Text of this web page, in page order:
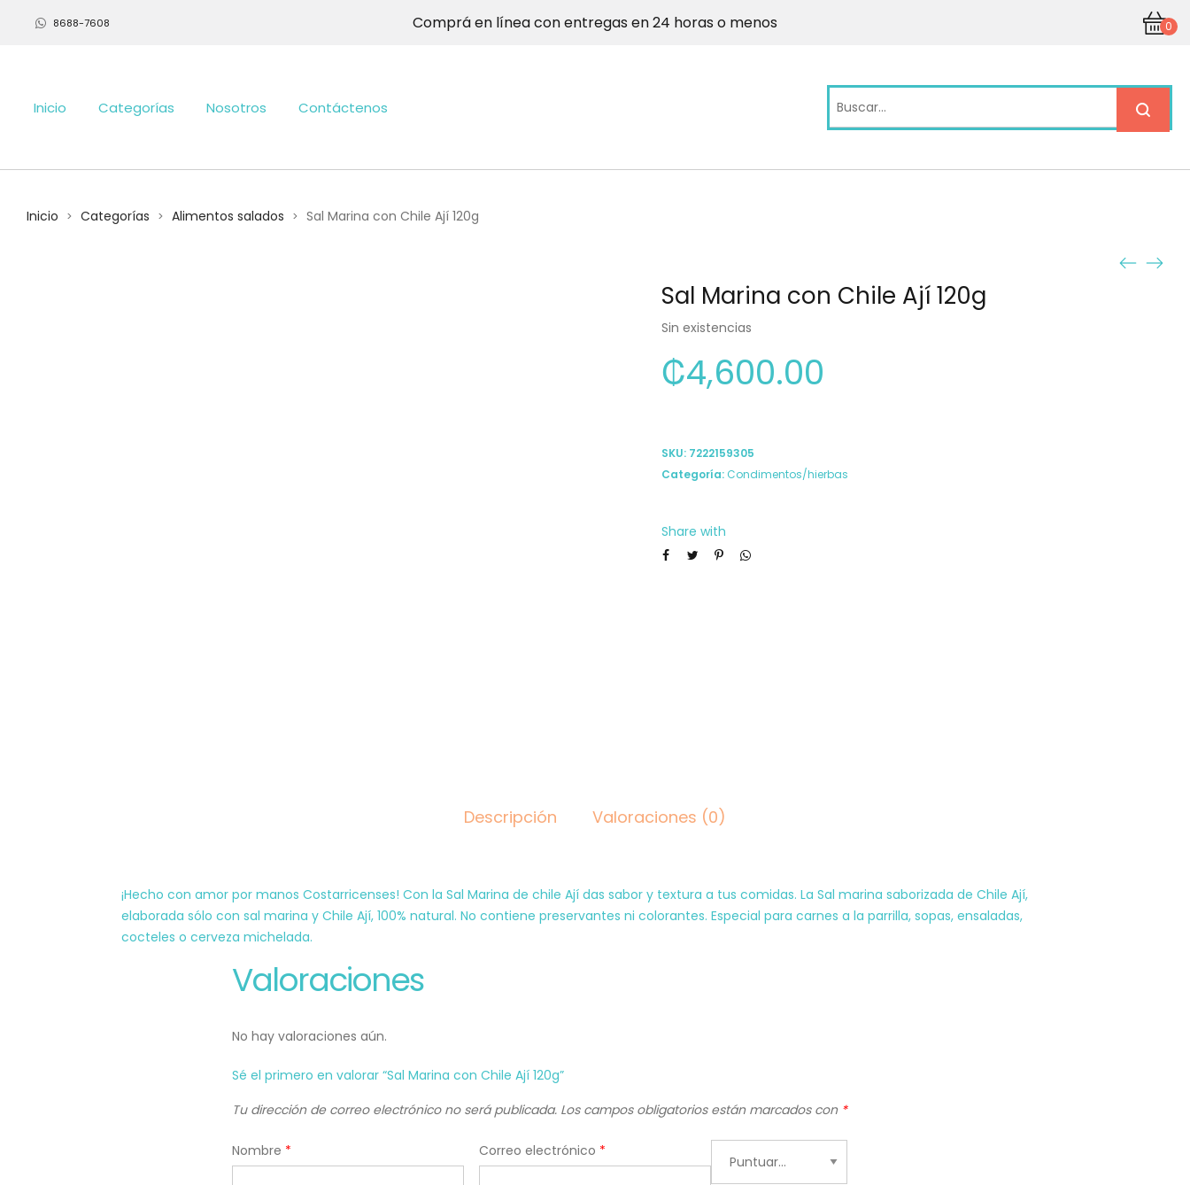
8688-7608 Comprá en línea con entregas en 24 horas o menos 0
Inicio Categorías Nosotros Contáctenos
Inicio > Categorías > Alimentos salados > Sal Marina con Chile Ají 120g
Sal Marina con Chile Ají 120g
Sin existencias
₡4,600.00
SKU: 7222159305
Categoría: Condimentos/hierbas
Share with
Descripción Valoraciones (0)
¡Hecho con amor por manos Costarricenses! Con la Sal Marina de chile Ají das sabor y textura a tus comidas. La Sal marina saborizada de Chile Ají,
elaborada sólo con sal marina y Chile Ají, 100% natural. No contiene preservantes ni colorantes. Especial para carnes a la parrilla, sopas, ensaladas,
cocteles o cerveza michelada.
Valoraciones
No hay valoraciones aún.
Sé el primero en valorar “Sal Marina con Chile Ají 120g”
Tu dirección de correo electrónico no será publicada. Los campos obligatorios están marcados con *
Nombre * Correo electrónico *